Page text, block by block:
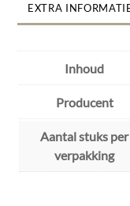
EXTRA
Inhoud
Producent
Aantal stuks per
verpakking